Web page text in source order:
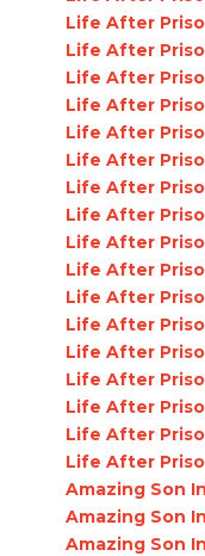
Life After
Life After
Life After
Life After
Life After
Life After
Life After
Life After
Life After
Life After
Life After
Life After
Life After
Life After
Life After
Life After
Life After
Amazing Son
Amazing Son
Amazing Son